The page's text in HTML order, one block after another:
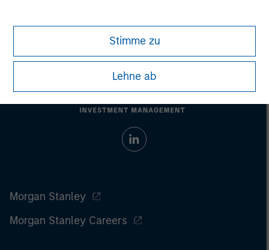
Stimme zu
Lehne ab
Morgan Stanley
Morgan Stanley Careers